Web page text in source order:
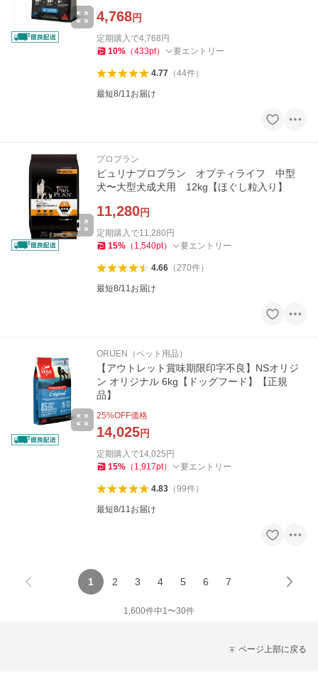
4,768円
定期購入で4,768 円
10% （433pt） 要エントリー
4.77（44件）
最短8/11お届け
プロプラン
ピュリナプロプラン オプティライフ 中型
犬〜大型犬成犬用 12kg【ほぐし粒入り】
11,280円
定期購入で11,280 円
15% （ 1,540pt） 要エントリー
4.66（270件）
最短8/11お届け
ORIJEN（ペット用品）
【アウトレット賞味期限印字不良】NSオリジ
ン オリジナル 6kg【ドッグフード】【正規
品】
25%OFF価格
14,025円
定期購入で14,025 円
15% （ 1,917pt） 要エントリー
4.83（99件）
最短8/11お届け
1 2 3 4 5 6 7
1,600件中1〜30件
ページ上部に戻る